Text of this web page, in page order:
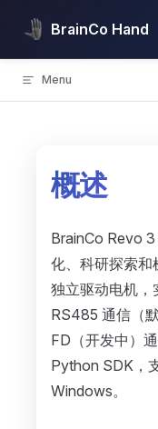
Skip to content
BrainCo Hand
Menu
概述
BrainCo Revo
化、科研探索和
独立驱动电机，
RS485 通信（
FD（开发中）
Python SDK，
Windows。